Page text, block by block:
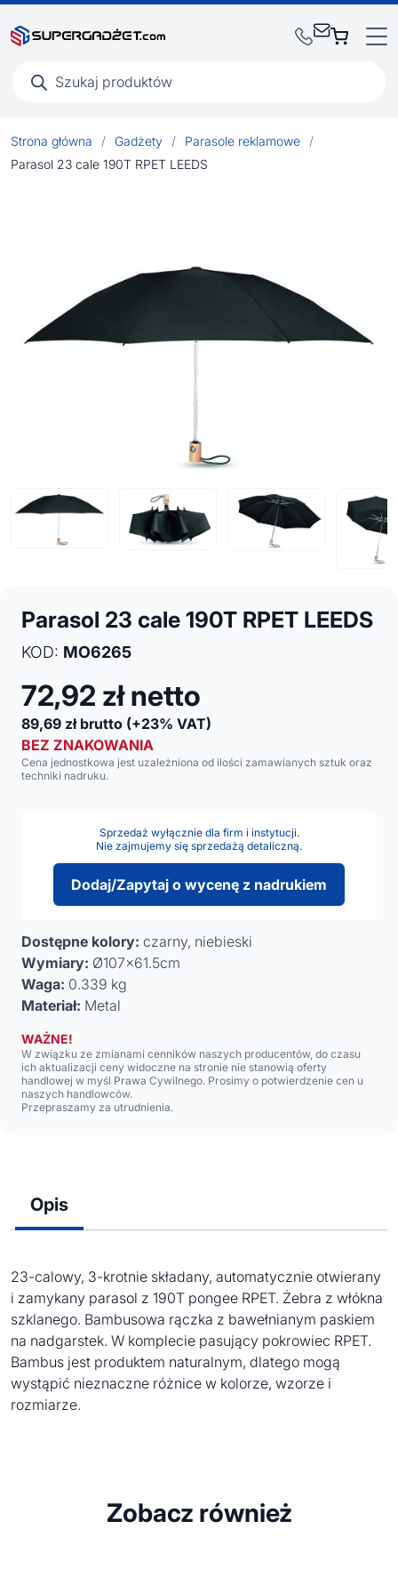
produktów
Strona główna / Gadżety / Parasole reklamowe
/
Parasol 23 cale 190T RPET LEEDS
Parasol 23 cale 190T RPET LEEDS
KOD: MO6265
72,92 zł netto
89,69 zł brutto (+23% VAT)
BEZ ZNAKOWANIA
Cena jednostkowa jest uzależniona od ilości zamawianych sztuk oraz
techniki nadruku.
Sprzedaż wyłącznie dla firm i instytucji.
Nie zajmujemy się sprzedażą detaliczną.
Dodaj/Zapytaj o wycenę z nadrukiem
Dostępne kolory: czarny, niebieski
Wymiary: Ø107x61.5cm
Waga: 0.339 kg
Materiał: Metal
WAŻNE!
W związku ze zmianami cenników naszych producentów, do czasu
ich aktualizacji ceny widoczne na stronie nie stanowią oferty
handlowej w myśl Prawa Cywilnego. Prosimy o potwierdzenie cen u
naszych handlowców.
Przepraszamy za utrudnienia.
Opis
23-calowy, 3-krotnie składany, automatycznie otwierany
i zamykany parasol z 190T pongee RPET. Żebra z włókna
szklanego. Bambusowa rączka z bawełnianym paskiem
na nadgarstek. W komplecie pasujący pokrowiec RPET.
Bambus jest produktem naturalnym, dlatego mogą
wystąpić nieznaczne różnice w kolorze, wzorze i
rozmiarze.
Zobacz również